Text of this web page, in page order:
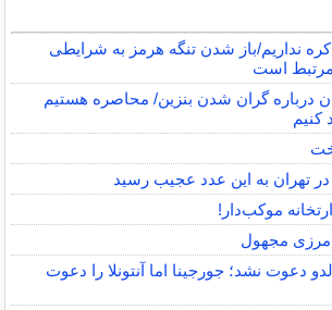
نداریم/باز شدن تنگه هرمز به شرایطی
مرتبط است
درباره گران شدن بنزین/ محاصره هستیم
کنیم
تهران به این عدد عجیب رسید
موکب‌دار!
مرزی مجهول
دعوت نشد؛ جورجینا اما آنتونلا را دعوت